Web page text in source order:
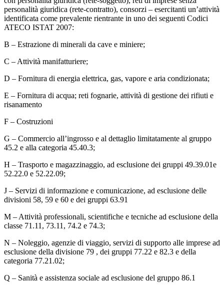
personalità giuridica (rete-contratto), consorzi – esercitanti un’attività
identificata come prevalente rientrante in uno dei seguenti Codici
ATECO ISTAT 2007:
B – Estrazione di minerali da cave e miniere;
C – Attività manifatturiere;
D – Fornitura di energia elettrica, gas, vapore e aria condizionata;
E – Fornitura di acqua; reti fognarie, attività di gestione dei rifiuti e
risanamento
F – Costruzioni
G – Commercio all’ingrosso e al dettaglio limitatamente al gruppo
45.2 e alla categoria 45.40.3;
H – Trasporto e magazzinaggio, ad esclusione dei gruppi 49.39.01e
52.22.0 e 52.22.09;
J – Servizi di informazione e comunicazione, ad esclusione delle
divisioni 58, 59 e 60 e dei gruppi 63.91
M – Attività professionali, scientifiche e tecniche ad esclusione della
classe 71.11, 73.11, 74.2 e 74.3;
N – Noleggio, agenzie di viaggio, servizi di supporto alle imprese ad
esclusione della divisione 79 , dei gruppi 77.22 e 82.3 e della
categoria 77.21.02;
Q – Sanità e assistenza sociale ad esclusione del gruppo 86.1